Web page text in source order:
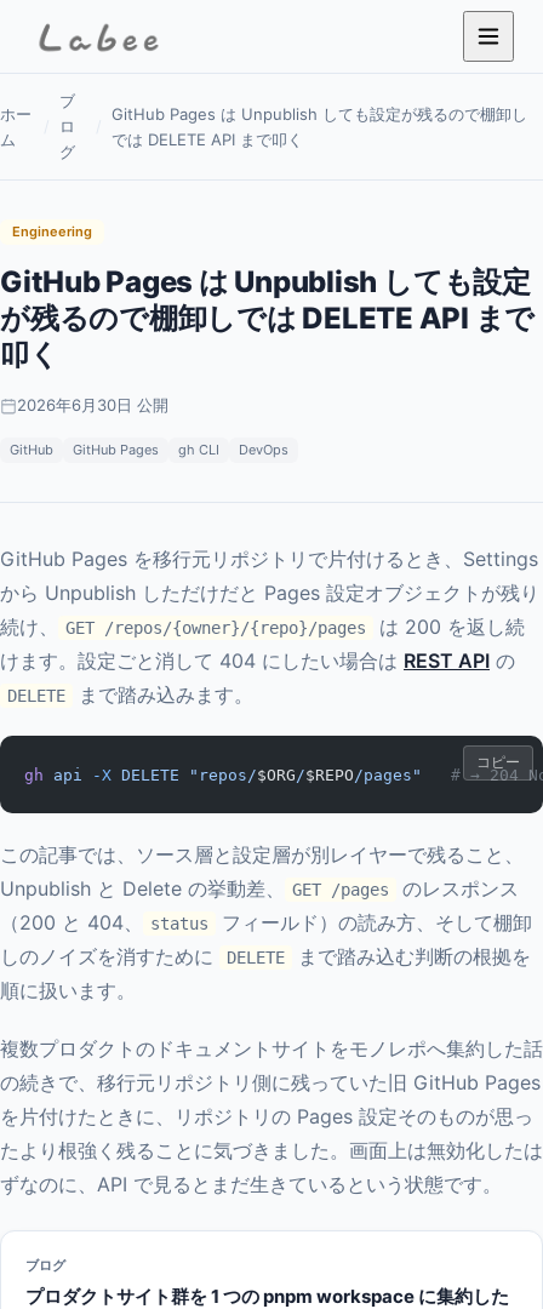
ホー
ム
ブ
ロ
グ
GitHub Pages は Unpublish しても設定が残るので棚卸し
では DELETE API まで叩く
Engineering
GitHub Pages は Unpublish しても設定
が残るので棚卸しでは DELETE API まで
叩く
2026年6月30日 公開
GitHub GitHub Pages gh CLI DevOps
GitHub Pages を移行元リポジトリで片付けるとき、Settings
から Unpublish しただけだと Pages 設定オブジェクトが残り
続け、
GET /repos/{owner}/{repo}/pages
は 200 を返し続
けます。設定ごと消して 404 にしたい場合は REST API の
DELETE まで踏み込みます。
gh api -X DELETE "repos/$ORG/$REPO/pages"
# → 204
コピー
この記事では、ソース層と設定層が別レイヤーで残ること、
Unpublish と Delete の挙動差、
GET /pages
のレスポンス
（200 と 404、
status
フィールド）の読み方、そして棚卸
しのノイズを消すために
DELETE
まで踏み込む判断の根拠を
順に扱います。
複数プロダクトのドキュメントサイトをモノレポへ集約した話
の続きで、移行元リポジトリ側に残っていた旧 GitHub Pages
を片付けたときに、リポジトリの Pages 設定そのものが思っ
たより根強く残ることに気づきました。画面上は無効化したは
ずなのに、API で見るとまだ生きているという状態です。
ブログ
プロダクトサイト群を 1 つの pnpm workspace に集約した